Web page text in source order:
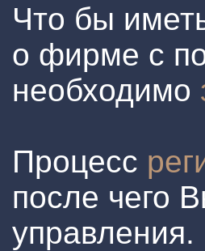
Что бы
о фирме с
необходимо
Процесс
после чего
управления.